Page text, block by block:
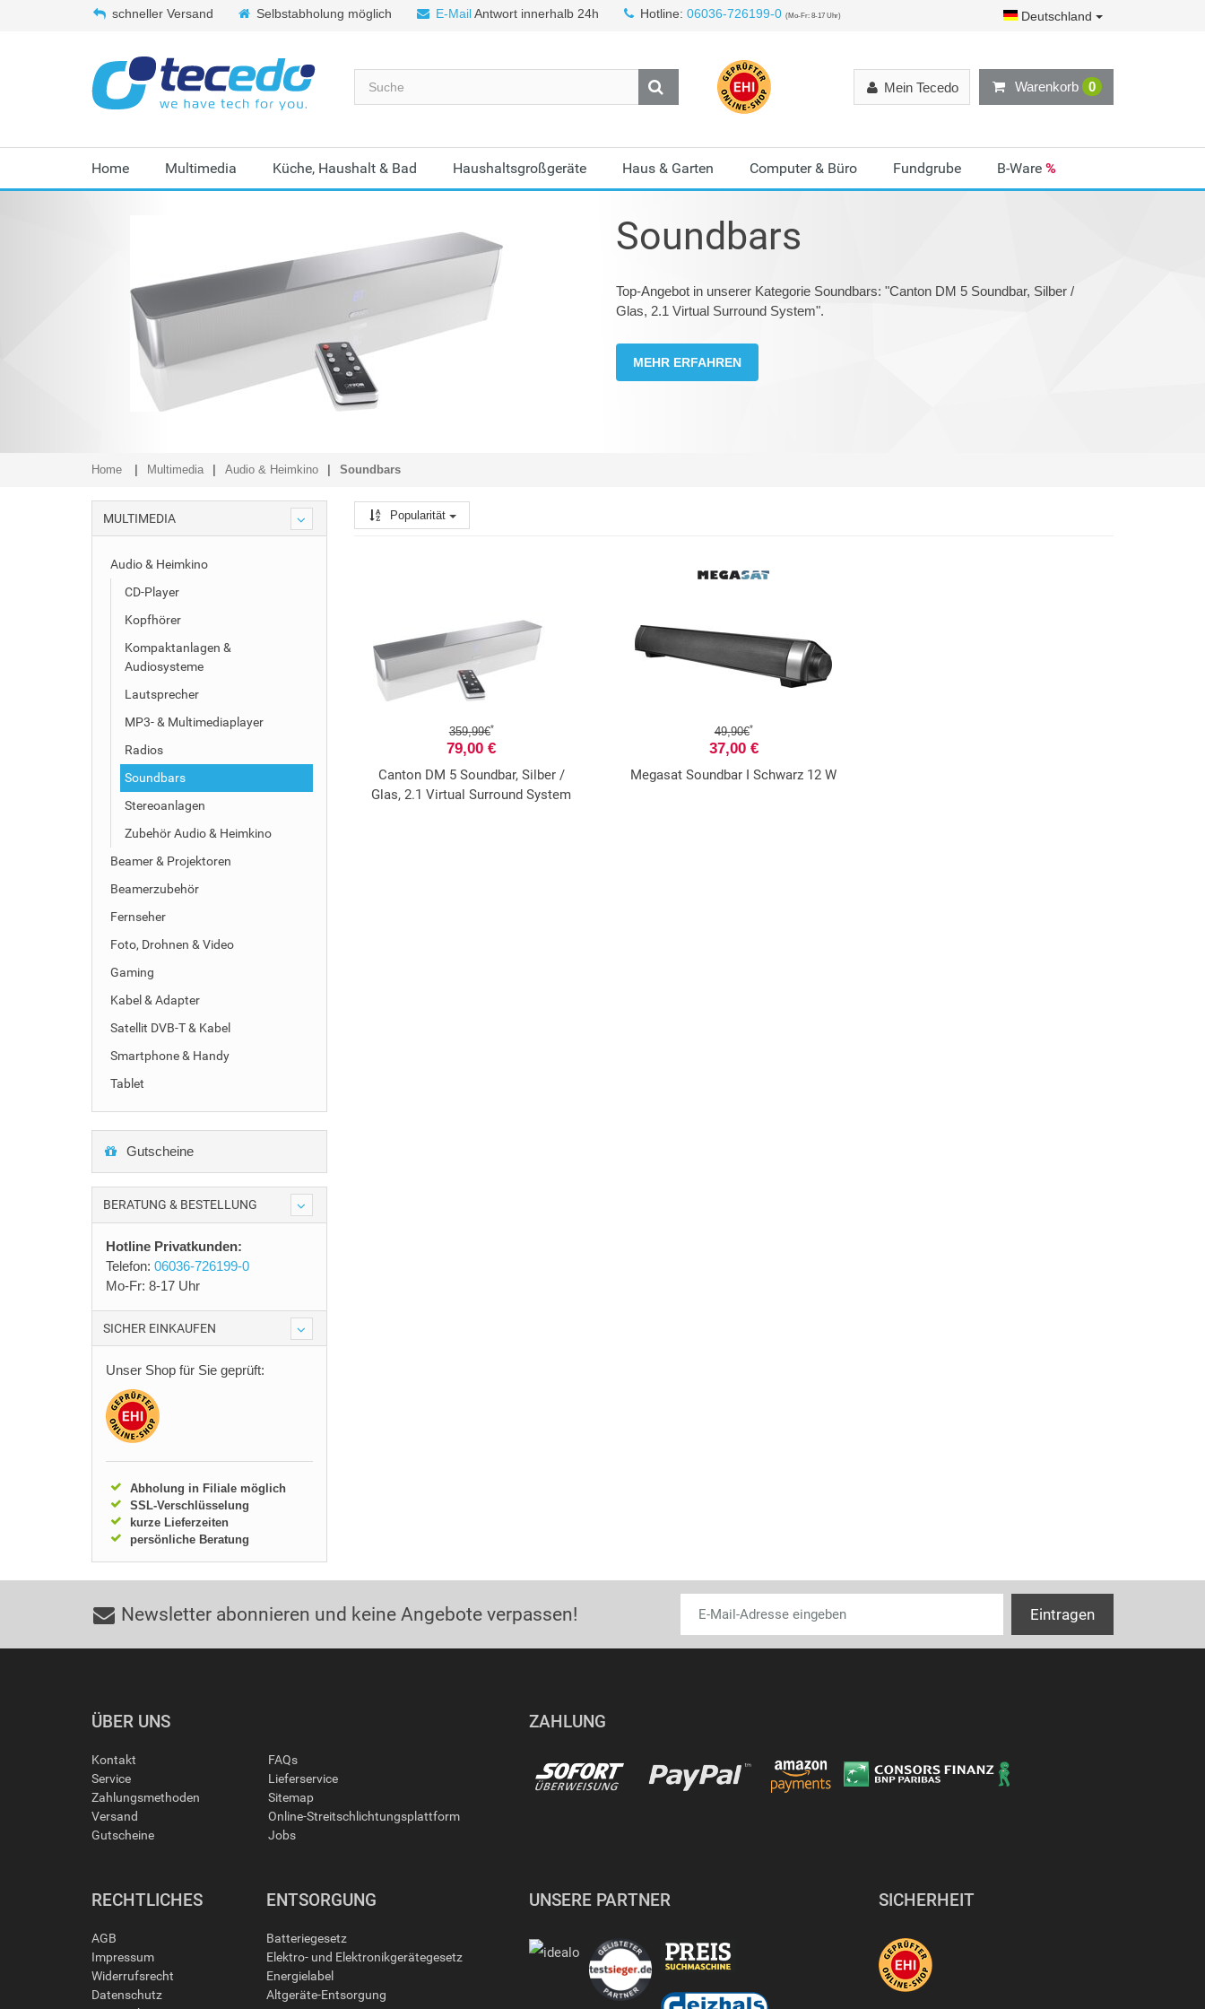
schneller Versand Selbstabholung möglich E-MailAntwort innerhalb 24h Hotline: 06036-726199-0 (Mo-Fr: 8-17 Uhr) Deutschland
Warenkorb 0
Mein Tecedo
Home Multimedia Küche, Haushalt & Bad Haushaltsgroßgeräte Haus & Garten Computer & Büro Fundgrube B-Ware %
Soundbars
Top-Angebot in unserer Kategorie Soundbars: "Canton DM 5 Soundbar, Silber /
Glas, 2.1 Virtual Surround System".
MEHR ERFAHREN
Home Multimedia Audio & Heimkino Soundbars
MULTIMEDIA
Audio & Heimkino
CD-Player
Kopfhörer
Kompaktanlagen &
Audiosysteme
Lautsprecher
MP3- & Multimediaplayer
Radios
Soundbars
Stereoanlagen
Zubehör Audio & Heimkino
Beamer & Projektoren
Beamerzubehör
Fernseher
Foto, Drohnen & Video
Gaming
Kabel & Adapter
Satellit DVB-T & Kabel
Smartphone & Handy
Tablet
Gutscheine
BERATUNG & BESTELLUNG
Hotline Privatkunden:
Telefon: 06036-726199-0
Mo-Fr: 8-17 Uhr
SICHER EINKAUFEN
Unser Shop für Sie geprüft:
Abholung in Filiale möglich
SSL-Verschlüsselung
kurze Lieferzeiten
persönliche Beratung
Popularität
359,99€*
79,00 €
Canton DM 5 Soundbar, Silber /
Glas, 2.1 Virtual Surround System
49,90€*
37,00 €
Megasat Soundbar I Schwarz 12 W
Newsletter abonnieren und keine Angebote verpassen!
ÜBER UNS
Kontakt
Service
Zahlungsmethoden
Versand
Gutscheine
FAQs
Lieferservice
Sitemap
Online-Streitschlichtungsplattform
Jobs
ZAHLUNG
RECHTLICHES
AGB
Impressum
Widerrufsrecht
Datenschutz
ENTSORGUNG
Batteriegesetz
Elektro- und Elektronikgerätegesetz
Energielabel
Altgeräte-Entsorgung
UNSERE PARTNER SICHERHEIT